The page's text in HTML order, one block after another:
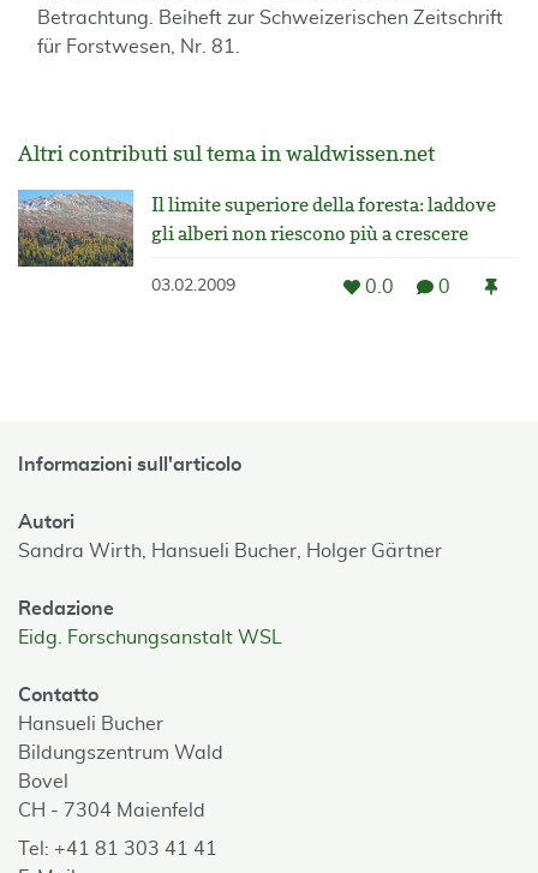
Betrachtung. Beiheft zur Schweizerischen Zeitschrift
für Forstwesen, Nr. 81.
Altri contributi sul tema in waldwissen.net
Il limite superiore della foresta: laddove
gli alberi non riescono più a crescere
03.02.2009 0.0 0
Informazioni sull'articolo
Autori
Sandra Wirth,
Hansueli Bucher, Holger Gärtner
Redazione
Eidg. Forschungsanstalt WSL
Contatto
Hansueli Bucher
Bildungszentrum Wald
Bovel
CH - 7304 Maienfeld
Tel: +41 81 303 41 41